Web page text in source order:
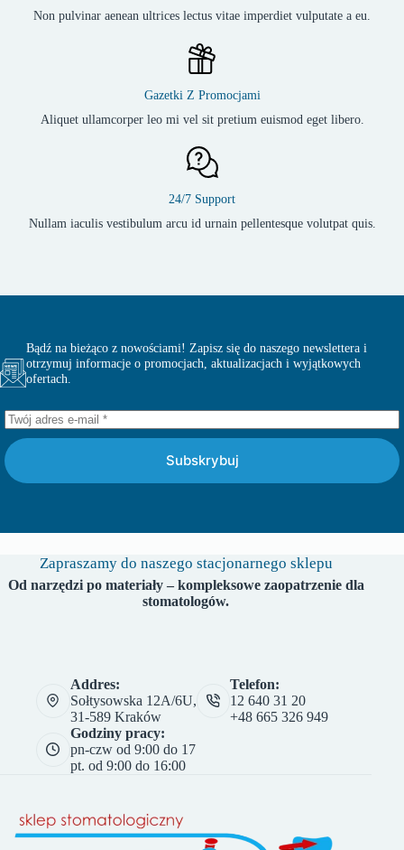
Non pulvinar aenean ultrices lectus vitae imperdiet vulputate a eu.
Gazetki Z Promocjami
Aliquet ullamcorper leo mi vel sit pretium euismod eget libero.
24/7 Support
Nullam iaculis vestibulum arcu id urnain pellentesque volutpat quis.
Bądź na bieżąco z nowościami! Zapisz się do naszego newslettera i
otrzymuj informacje o promocjach, aktualizacjach i wyjątkowych
ofertach.
Subskrybuj
Zapraszamy do naszego stacjonarnego sklepu
Od narzędzi po materiały – kompleksowe zaopatrzenie dla
stomatologów.
Addres:
Sołtysowska 12A/6U,
31-589 Kraków
Telefon:
12 640 31 20
+48 665 326 949
Godziny pracy:
pn-czw od 9:00 do 17
pt. od 9:00 do 16:00